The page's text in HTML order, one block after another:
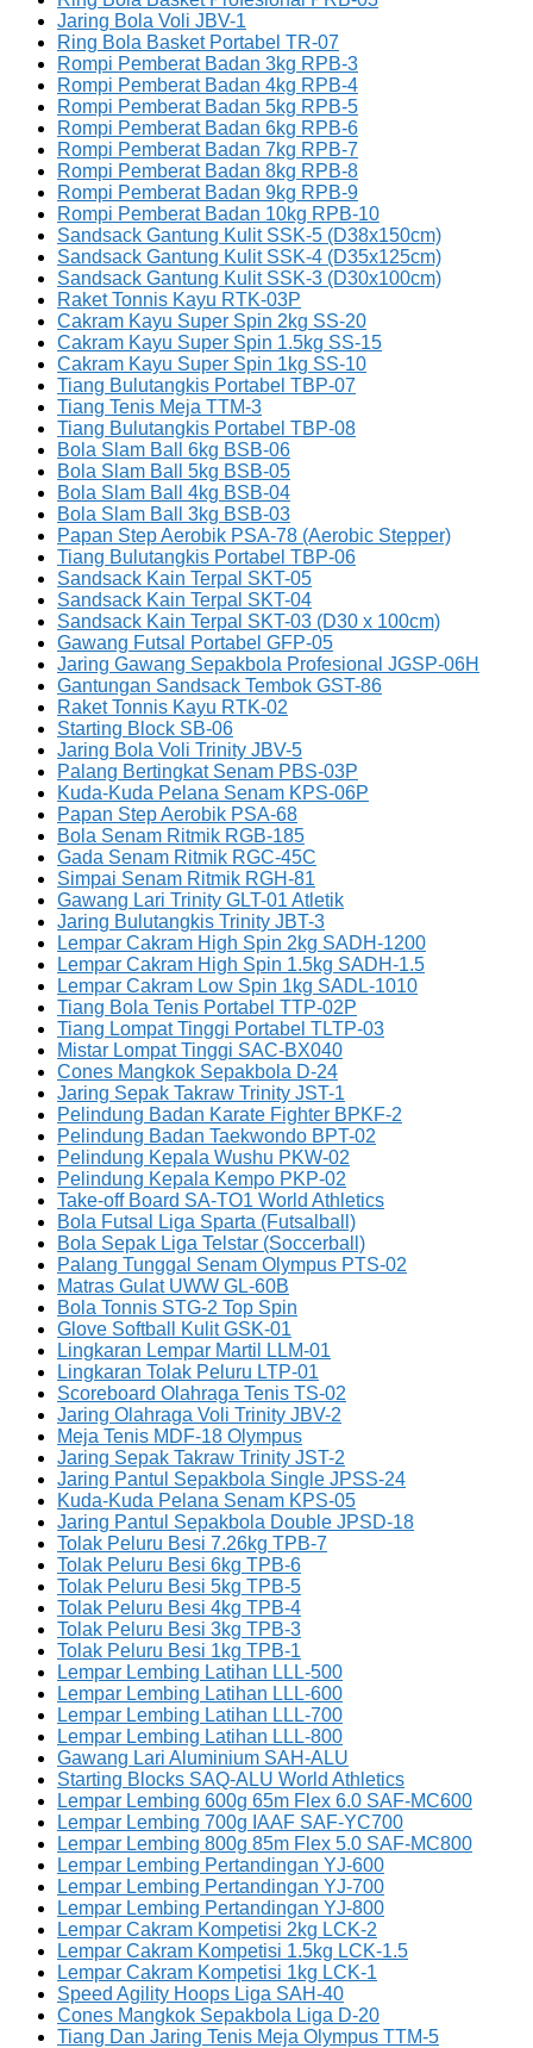
Jaring Bola Voli JBV-1
Ring Bola Basket Portabel TR-07
Rompi Pemberat Badan 3kg RPB-3
Rompi Pemberat Badan 4kg RPB-4
Rompi Pemberat Badan 5kg RPB-5
Rompi Pemberat Badan 6kg RPB-6
Rompi Pemberat Badan 7kg RPB-7
Rompi Pemberat Badan 8kg RPB-8
Rompi Pemberat Badan 9kg RPB-9
Rompi Pemberat Badan 10kg RPB-10
Sandsack Gantung Kulit SSK-5 (D38x150cm)
Sandsack Gantung Kulit SSK-4 (D35x125cm)
Sandsack Gantung Kulit SSK-3 (D30x100cm)
Raket Tonnis Kayu RTK-03P
Cakram Kayu Super Spin 2kg SS-20
Cakram Kayu Super Spin 1.5kg SS-15
Cakram Kayu Super Spin 1kg SS-10
Tiang Bulutangkis Portabel TBP-07
Tiang Tenis Meja TTM-3
Tiang Bulutangkis Portabel TBP-08
Bola Slam Ball 6kg BSB-06
Bola Slam Ball 5kg BSB-05
Bola Slam Ball 4kg BSB-04
Bola Slam Ball 3kg BSB-03
Papan Step Aerobik PSA-78 (Aerobic Stepper)
Tiang Bulutangkis Portabel TBP-06
Sandsack Kain Terpal SKT-05
Sandsack Kain Terpal SKT-04
Sandsack Kain Terpal SKT-03 (D30 x 100cm)
Gawang Futsal Portabel GFP-05
Jaring Gawang Sepakbola Profesional JGSP-06H
Gantungan Sandsack Tembok GST-86
Raket Tonnis Kayu RTK-02
Starting Block SB-06
Jaring Bola Voli Trinity JBV-5
Palang Bertingkat Senam PBS-03P
Kuda-Kuda Pelana Senam KPS-06P
Papan Step Aerobik PSA-68
Bola Senam Ritmik RGB-185
Gada Senam Ritmik RGC-45C
Simpai Senam Ritmik RGH-81
Gawang Lari Trinity GLT-01 Atletik
Jaring Bulutangkis Trinity JBT-3
Lempar Cakram High Spin 2kg SADH-1200
Lempar Cakram High Spin 1.5kg SADH-1.5
Lempar Cakram Low Spin 1kg SADL-1010
Tiang Bola Tenis Portabel TTP-02P
Tiang Lompat Tinggi Portabel TLTP-03
Mistar Lompat Tinggi SAC-BX040
Cones Mangkok Sepakbola D-24
Jaring Sepak Takraw Trinity JST-1
Pelindung Badan Karate Fighter BPKF-2
Pelindung Badan Taekwondo BPT-02
Pelindung Kepala Wushu PKW-02
Pelindung Kepala Kempo PKP-02
Take-off Board SA-TO1 World Athletics
Bola Futsal Liga Sparta (Futsalball)
Bola Sepak Liga Telstar (Soccerball)
Palang Tunggal Senam Olympus PTS-02
Matras Gulat UWW GL-60B
Bola Tonnis STG-2 Top Spin
Glove Softball Kulit GSK-01
Lingkaran Lempar Martil LLM-01
Lingkaran Tolak Peluru LTP-01
Scoreboard Olahraga Tenis TS-02
Jaring Olahraga Voli Trinity JBV-2
Meja Tenis MDF-18 Olympus
Jaring Sepak Takraw Trinity JST-2
Jaring Pantul Sepakbola Single JPSS-24
Kuda-Kuda Pelana Senam KPS-05
Jaring Pantul Sepakbola Double JPSD-18
Tolak Peluru Besi 7.26kg TPB-7
Tolak Peluru Besi 6kg TPB-6
Tolak Peluru Besi 5kg TPB-5
Tolak Peluru Besi 4kg TPB-4
Tolak Peluru Besi 3kg TPB-3
Tolak Peluru Besi 1kg TPB-1
Lempar Lembing Latihan LLL-500
Lempar Lembing Latihan LLL-600
Lempar Lembing Latihan LLL-700
Lempar Lembing Latihan LLL-800
Gawang Lari Aluminium SAH-ALU
Starting Blocks SAQ-ALU World Athletics
Lempar Lembing 600g 65m Flex 6.0 SAF-MC600
Lempar Lembing 700g IAAF SAF-YC700
Lempar Lembing 800g 85m Flex 5.0 SAF-MC800
Lempar Lembing Pertandingan YJ-600
Lempar Lembing Pertandingan YJ-700
Lempar Lembing Pertandingan YJ-800
Lempar Cakram Kompetisi 2kg LCK-2
Lempar Cakram Kompetisi 1.5kg LCK-1.5
Lempar Cakram Kompetisi 1kg LCK-1
Speed Agility Hoops Liga SAH-40
Cones Mangkok Sepakbola Liga D-20
Tiang Dan Jaring Tenis Meja Olympus TTM-5